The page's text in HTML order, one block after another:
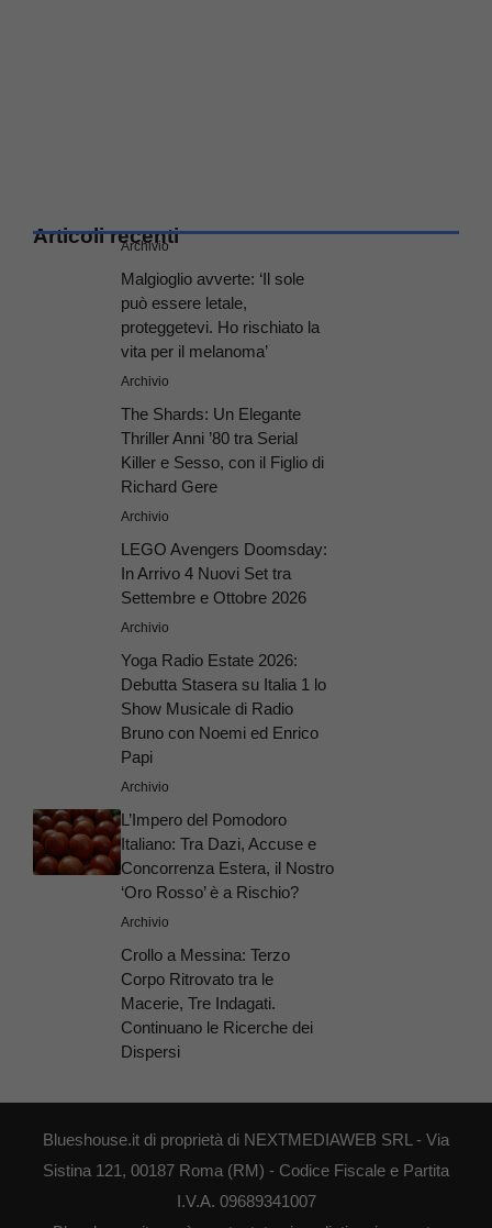
Articoli recenti
Archivio
Malgioglio avverte: ‘Il sole
può essere letale,
proteggetevi. Ho rischiato la
vita per il melanoma’
Archivio
The Shards: Un Elegante
Thriller Anni ’80 tra Serial
Killer e Sesso, con il Figlio di
Richard Gere
Archivio
LEGO Avengers Doomsday:
In Arrivo 4 Nuovi Set tra
Settembre e Ottobre 2026
Archivio
Yoga Radio Estate 2026:
Debutta Stasera su Italia 1 lo
Show Musicale di Radio
Bruno con Noemi ed Enrico
Papi
Archivio
L’Impero del Pomodoro
Italiano: Tra Dazi, Accuse e
Concorrenza Estera, il Nostro
‘Oro Rosso’ è a Rischio?
Archivio
Crollo a Messina: Terzo
Corpo Ritrovato tra le
Macerie, Tre Indagati.
Continuano le Ricerche dei
Dispersi
Blueshouse.it di proprietà di NEXTMEDIAWEB SRL - Via
Sistina 121, 00187 Roma (RM) - Codice Fiscale e Partita
I.V.A. 09689341007